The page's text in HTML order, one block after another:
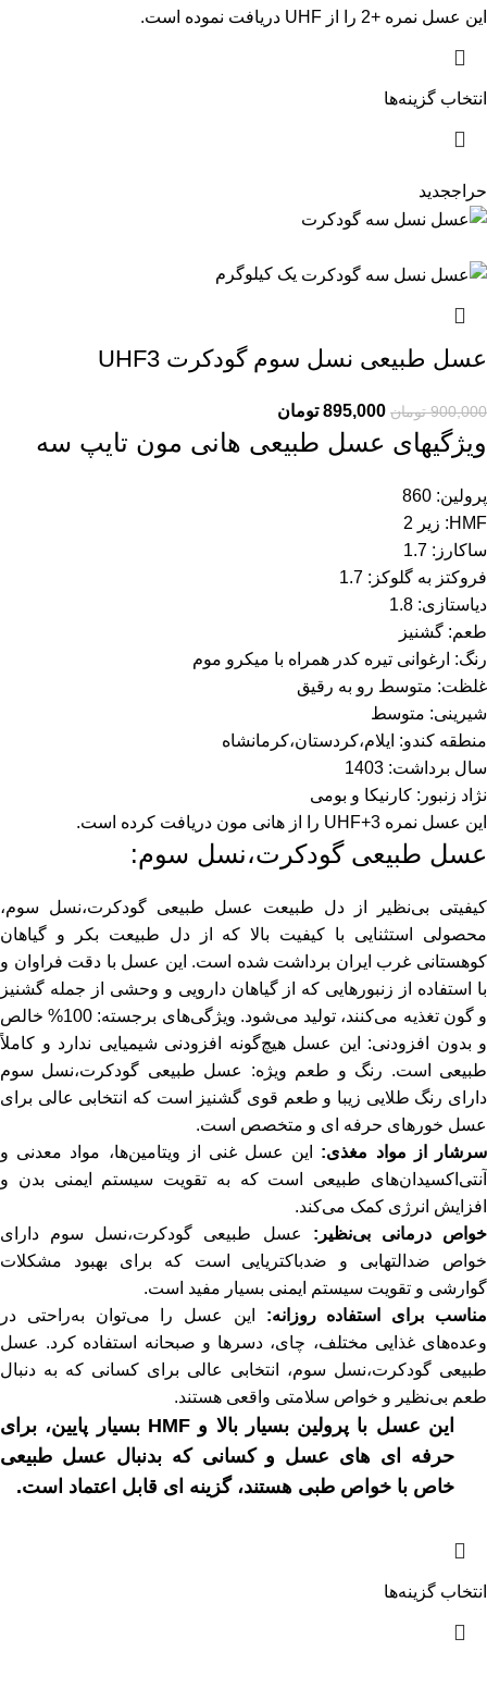
این عسل نمره +2 را از UHF دریافت نموده است.
انتخاب گزینه‌ها
حراججدید
یک کیلوگرم
عسل طبیعی نسل سوم گودکرت UHF3
900,000 تومان 895,000 تومان
ویژگیهای عسل طبیعی هانی مون تایپ سه
پرولین: 860
HMF: زیر 2
ساکارز: 1.7
فروکتز به گلوکز: 1.7
دیاستازی: 1.8
طعم: گشنیز
رنگ: ارغوانی تیره کدر همراه با میکرو موم
غلظت: متوسط رو به رقیق
شیرینی: متوسط
منطقه کندو: ایلام،کردستان،کرمانشاه
سال برداشت: 1403
نژاد زنبور: کارنیکا و بومی
این عسل نمره UHF+3 را از هانی مون دریافت کرده است.
عسل طبیعی گودکرت،نسل سوم:
کیفیتی بی‌نظیر از دل طبیعت عسل طبیعی گودکرت،نسل سوم،
محصولی استثنایی با کیفیت بالا که از دل طبیعت بکر و گیاهان
کوهستانی غرب ایران برداشت شده است. این عسل با دقت فراوان و
با استفاده از زنبورهایی که از گیاهان دارویی و وحشی از جمله گشنیز
و گون تغذیه می‌کنند، تولید می‌شود. ویژگی‌های برجسته: 100% خالص
و بدون افزودنی: این عسل هیچ‌گونه افزودنی شیمیایی ندارد و کاملاً
طبیعی است. رنگ و طعم ویژه:
عسل طبیعی گودکرت،نسل سوم
دارای رنگ طلایی زیبا و طعم قوی گشنیز است که انتخابی عالی برای
عسل خورهای حرفه ای و متخصص است.
سرشار از مواد مغذی: این عسل غنی از ویتامین‌ها، مواد معدنی و
آنتی‌اکسیدان‌های طبیعی است که به تقویت سیستم ایمنی بدن و
افزایش انرژی کمک می‌کند.
خواص درمانی بی‌نظیر: عسل طبیعی گودکرت،نسل سوم دارای
خواص ضدالتهابی و ضدباکتریایی است که برای بهبود مشکلات
گوارشی و تقویت سیستم ایمنی بسیار مفید است.
مناسب برای استفاده روزانه: این عسل را می‌توان به‌راحتی در
وعده‌های غذایی مختلف، چای، دسرها و صبحانه استفاده کرد. عسل
طبیعی گودکرت،نسل سوم، انتخابی عالی برای کسانی که به دنبال
طعم بی‌نظیر و خواص سلامتی واقعی هستند.
این عسل با پرولین بسیار بالا و HMF بسیار پایین، برای
حرفه ای های عسل و کسانی که بدنبال عسل طبیعی
خاص با خواص طبی هستند، گزینه ای قابل اعتماد است.
انتخاب گزینه‌ها